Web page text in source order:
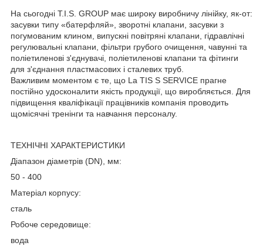
На сьогодні T.I.S. GROUP має широку виробничу лінійку, як-от:
засувки типу «батерфляй», зворотні клапани, засувки з
погумованим клином, випускні повітряні клапани, гідравлічні
регулювальні клапани, фільтри грубого очищення, чавунні та
поліетиленові з'єднувачі, поліетиленові клапани та фітинги
для з'єднання пластмасових і сталевих труб.
Важливим моментом є те, що La TIS S SERVICE прагне
постійно удосконалити якість продукції, що виробляється. Для
підвищення кваліфікації працівників компанія проводить
щомісячні тренінги та навчання персоналу.
ТЕХНІЧНІ ХАРАКТЕРИСТИКИ
Діапазон діаметрів (DN), мм:
50 - 400
Матеріал корпусу:
сталь
Робоче середовище:
вода